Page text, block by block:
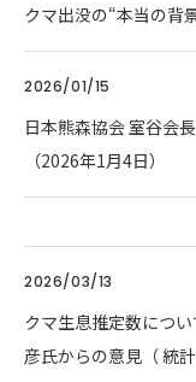
クマ出没の“本当の背
2026/01/15
日本熊森協会 室谷会
（2026年1月4日）
2026/03/13
クマ生息推定数につ
彦氏からの意見（ 統計